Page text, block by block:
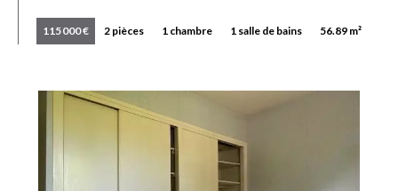
115 000 € 2 pièces 1 chambre 1 salle de bains 56.89 m²